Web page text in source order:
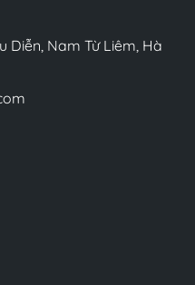
Diễn, Nam Từ Liêm, Hà